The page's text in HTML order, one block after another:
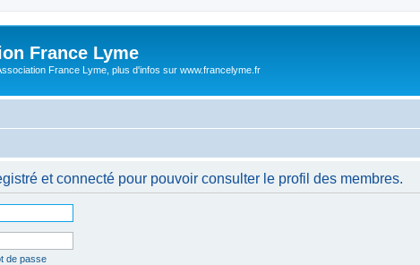
France Lyme
France Lyme, plus d'infos sur www.francelyme.fr
et connecté pour pouvoir consulter le profil des membres.
de passe